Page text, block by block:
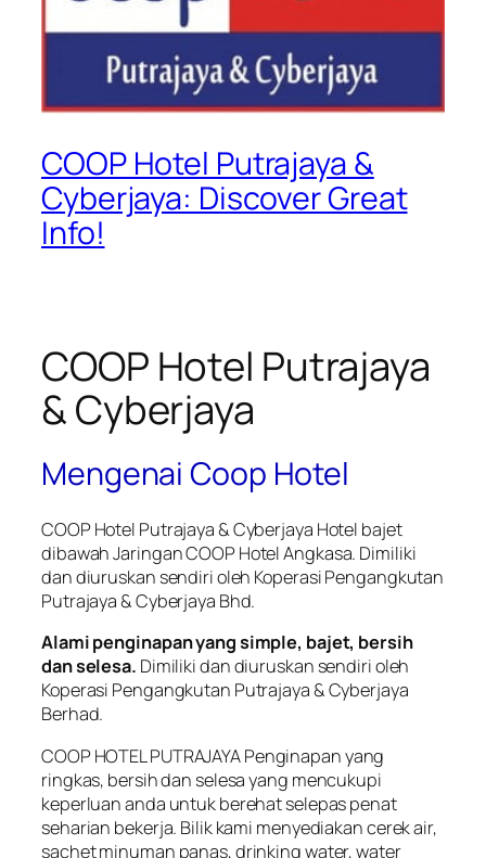
COOP Hotel Putrajaya &
Cyberjaya: Discover Great
Info!
COOP Hotel Putrajaya
& Cyberjaya
Mengenai Coop Hotel
COOP Hotel Putrajaya & Cyberjaya Hotel bajet
dibawah Jaringan COOP Hotel Angkasa. Dimiliki
dan diuruskan sendiri oleh Koperasi Pengangkutan
Putrajaya & Cyberjaya Bhd.
Alami penginapan yang simple, bajet, bersih
dan selesa. Dimiliki dan diuruskan sendiri oleh
Koperasi Pengangkutan Putrajaya & Cyberjaya
Berhad.
COOP HOTEL PUTRAJAYA Penginapan yang
ringkas, bersih dan selesa yang mencukupi
keperluan anda untuk berehat selepas penat
seharian bekerja. Bilik kami menyediakan cerek air,
sachet minuman panas, drinking water, water